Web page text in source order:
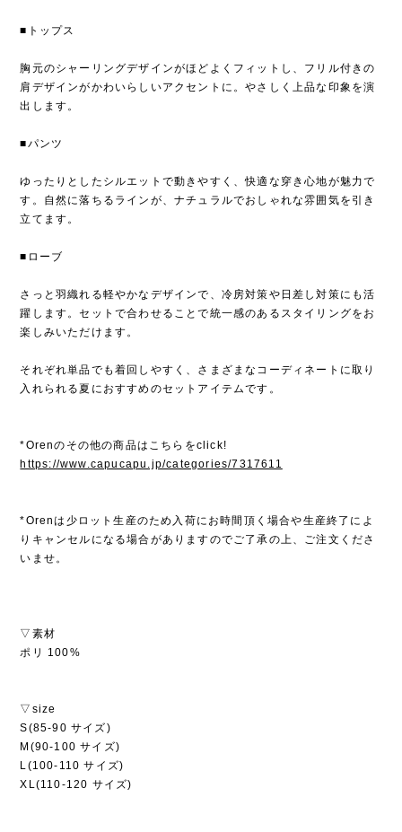
■トップス
胸元のシャーリングデザインがほどよくフィットし、フリル付きの
肩デザインがかわいらしいアクセントに。やさしく上品な印象を演
出します。
■パンツ
ゆったりとしたシルエットで動きやすく、快適な穿き心地が魅力で
す。自然に落ちるラインが、ナチュラルでおしゃれな雰囲気を引き
立てます。
■ローブ
さっと羽織れる軽やかなデザインで、冷房対策や日差し対策にも活
躍します。セットで合わせることで統一感のあるスタイリングをお
楽しみいただけます。
それぞれ単品でも着回しやすく、さまざまなコーディネートに取り
入れられる夏におすすめのセットアイテムです。
*Orenのその他の商品はこちらをclick!
https://www.capucapu.jp/categories/7317611
*Orenは少ロット生産のため入荷にお時間頂く場合や生産終了によ
りキャンセルになる場合がありますのでご了承の上、ご注文くださ
いませ。
▽素材
ポリ 100%
▽size
S(85-90 サイズ)
M(90-100 サイズ)
L(100-110 サイズ)
XL(110-120 サイズ)